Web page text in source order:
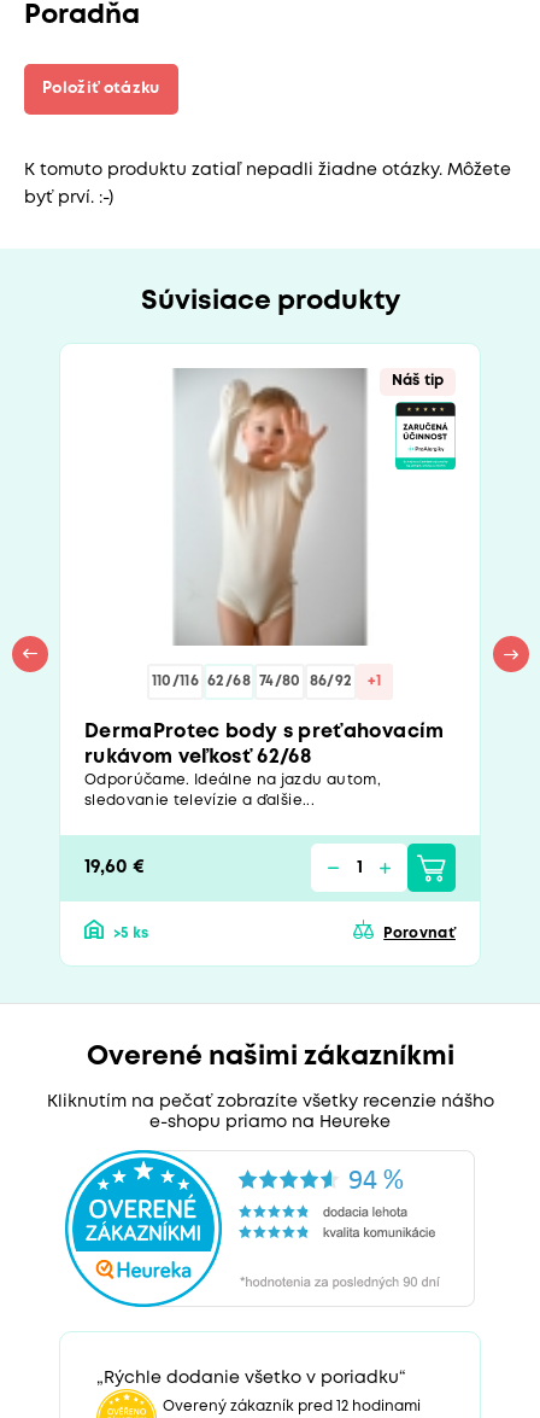
Poradňa
Položiť otázku
K tomuto produktu zatiaľ nepadli žiadne otázky. Môžete
byť prví. :-)
Súvisiace produkty
Náš tip
110/116 62/68 74/80 86/92 +1
DermaProtec body s preťahovacím
rukávom veľkosť 62/68
Odporúčame. Ideálne na jazdu autom,
sledovanie televízie a ďalšie...
19,60 €
>5 ks Porovnať
Overené našimi zákazníkmi
Kliknutím na pečať zobrazíte všetky recenzie nášho
e-shopu priamo na Heureke
„Rýchle dodanie všetko v poriadku“
Overený zákazník pred 12 hodinami